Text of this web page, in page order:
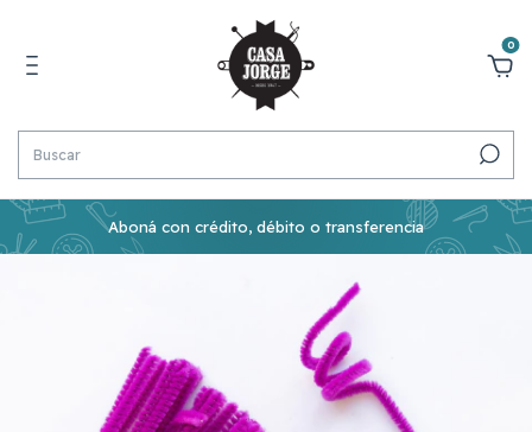
0
Aboná con crédito, débito o transferencia